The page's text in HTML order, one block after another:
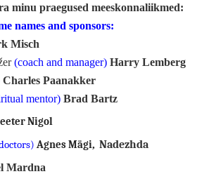
minu praegused meeskonnaliikmed:
names and sponsors:
Misch
(coach and manager) Harry Lemberg
Charles Paanakker
mentor) Brad Bartz
Nigol
Agnes Mägi, Nadezhda
Mardna